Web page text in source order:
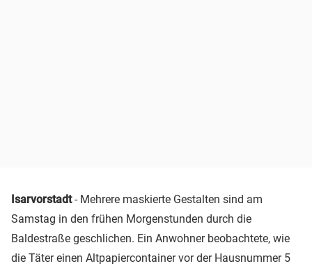
Isarvorstadt- Mehrere maskierte Gestalten sind am
Samstag in den frühen Morgenstunden durch die
Baldestraße geschlichen. Ein Anwohner beobachtete, wie
die Täter einen Altpapiercontainer vor der Hausnummer 5